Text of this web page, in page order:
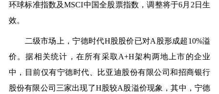
环球标准指数及MSCI中国全股票指数，调整将于6月2日生
效。
二级市场上，宁德时代H股股价已对A股形成超10%溢
价。据相关统计，在所有采取A+H架构两地上市的企业
中，目前仅有宁德时代、比亚迪股份有限公司和招商银行
股份有限公司三家出现了H股较A股溢价现象，其中，宁德